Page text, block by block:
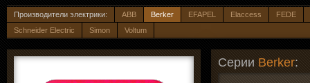
Производители электрики: ABB Berker EFAPEL Elaccess
FEDE
Schneider Electric
Simon Voltum
Серии Berker: